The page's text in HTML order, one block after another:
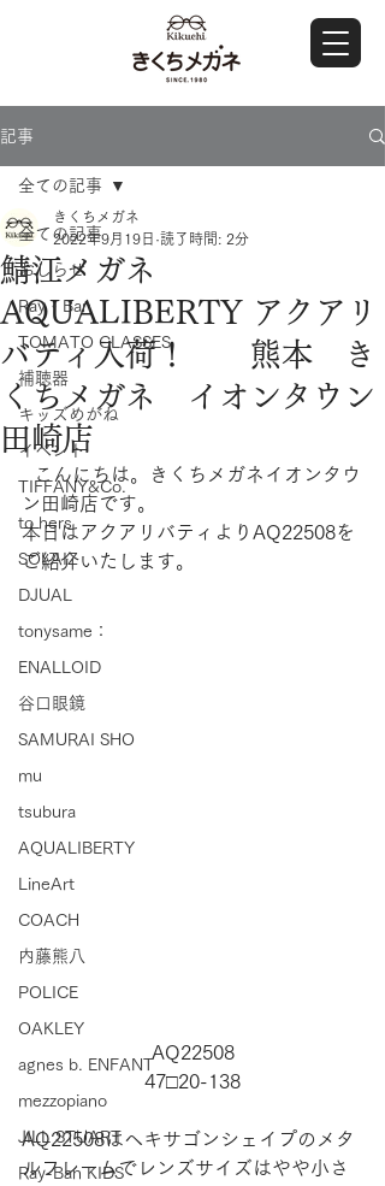
記事
全ての記事
おしらせ
Ray・Ban
TOMATO GLASSES
補聴器
キッズめがね
イベント
TIFFANY&Co.
to hers
SOLAIZ
DJUAL
tonysame：
ENALLOID
谷口眼鏡
SAMURAI SHO
mu
tsubura
AQUALIBERTY
LineArt
COACH
内藤熊八
POLICE
OAKLEY
agnes b. ENFANT
mezzopiano
JILL STUART
Ray-Ban KIDS
全ての記事
鯖江メガネ
AQUALIBERTY アクアリ
バティ入荷！ 熊本 き
くちメガネ イオンタウン
田崎店
きくちメガネ
2022年9月19日 読了時間: 2分
ン田崎店です。
本日はアクアリバティよりAQ22508を
ご紹介いたします。
AQ22508
47□20-138
AQ22508はヘキサゴンシェイプのメタ
ルフレームでレンズサイズはやや小さ